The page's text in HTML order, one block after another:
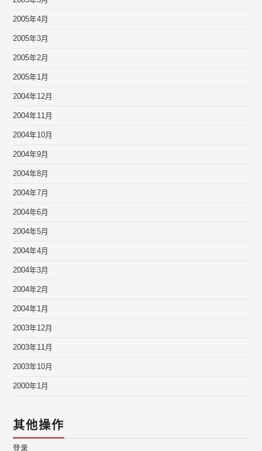
2005年4月
2005年3月
2005年2月
2005年1月
2004年12月
2004年11月
2004年10月
2004年9月
2004年8月
2004年7月
2004年6月
2004年5月
2004年4月
2004年3月
2004年2月
2004年1月
2003年12月
2003年11月
2003年10月
2000年1月
其他操作
登录